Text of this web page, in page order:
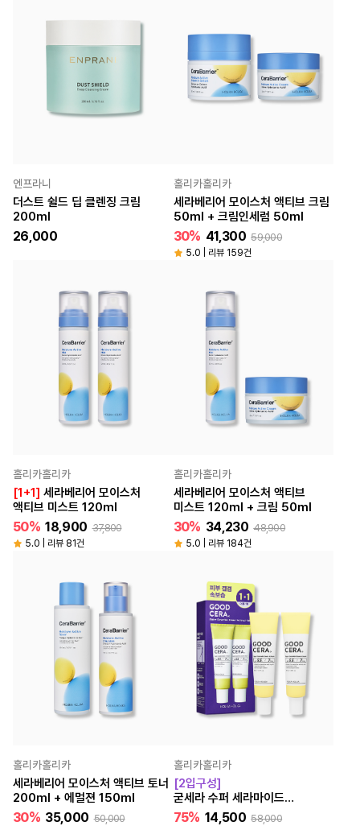
엔프라니
더스트 쉴드 딥 클렌징 크림
200ml
26,000
홀리카홀리카
세라베리어 모이스처 액티브 크림
50ml + 크림인세럼 50ml
30% 41,300 59,000
5.0 | 리뷰 159건
홀리카홀리카
[1+1] 세라베리어 모이스처
액티브 미스트 120ml
50% 18,900 37,800
5.0 | 리뷰 81건
홀리카홀리카
세라베리어 모이스처 액티브
미스트 120ml + 크림 50ml
30% 34,230 48,900
5.0 | 리뷰 184건
홀리카홀리카
세라베리어 모이스처 액티브 토너
200ml + 에멀젼 150ml
30% 35,000 50,000
홀리카홀리카
[2입구성]
굳세라 수퍼 세라마이드
크림 인 세럼 (튜브형)
75% 14,500 58,000